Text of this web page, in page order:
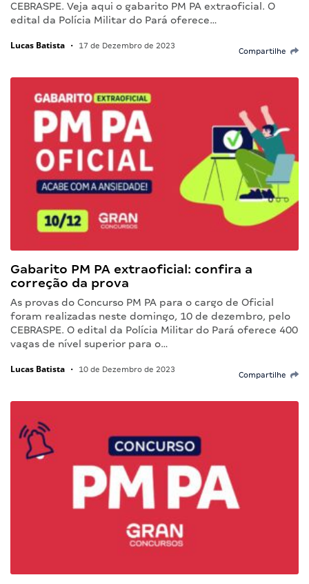
CEBRASPE. Veja aqui o gabarito PM PA extraoficial. O
edital da Polícia Militar do Pará oferece…
Lucas Batista • 17 de Dezembro de 2023
Compartilhe
Gabarito PM PA extraoficial: confira a
correção da prova
As provas do Concurso PM PA para o cargo de Oficial
foram realizadas neste domingo, 10 de dezembro, pelo
CEBRASPE. O edital da Polícia Militar do Pará oferece 400
vagas de nível superior para o…
Lucas Batista • 10 de Dezembro de 2023
Compartilhe